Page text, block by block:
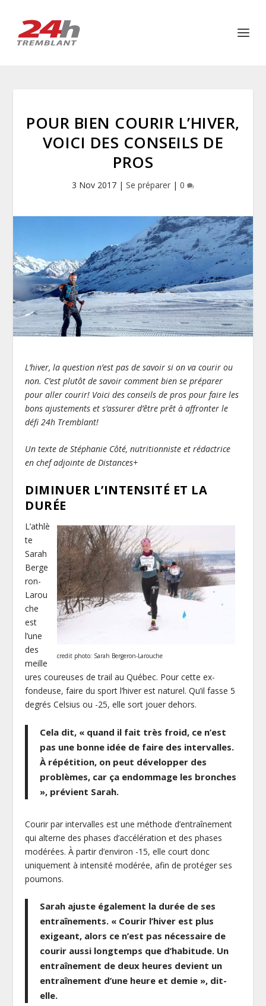
POUR BIEN COURIR L’HIVER,
VOICI DES CONSEILS DE
PROS
3 Nov 2017 | Se préparer | 0
L’hiver, la question n’est pas de savoir si on va courir ou
non. C’est plutôt de savoir comment bien se préparer
pour aller courir! Voici des conseils de pros pour faire les
bons ajustements et s’assurer d’être prêt à affronter le
défi 24h Tremblant!
Un texte de Stéphanie Côté, nutritionniste et rédactrice
en chef adjointe de Distances+
DIMINUER L’INTENSITÉ ET LA
DURÉE
credit photo: Sarah Bergeron-Larouche
L’athlè
te
Sarah
Berge
ron-
Larou
che
est
l’une
des
meille
ures coureuses de trail au Québec. Pour cette ex-
fondeuse, faire du sport l’hiver est naturel. Qu’il fasse 5
degrés Celsius ou -25, elle sort jouer dehors.
Cela dit, « quand il fait très froid, ce n’est
pas une bonne idée de faire des intervalles.
À répétition, on peut développer des
problèmes, car ça endommage les bronches
», prévient Sarah.
Courir par intervalles est une méthode d’entraînement
qui alterne des phases d’accélération et des phases
modérées. À partir d’environ -15, elle court donc
uniquement à intensité modérée, afin de protéger ses
poumons.
Sarah ajuste également la durée de ses
entraînements. « Courir l’hiver est plus
exigeant, alors ce n’est pas nécessaire de
courir aussi longtemps que d’habitude. Un
entraînement de deux heures devient un
entraînement d’une heure et demie », dit-
elle.